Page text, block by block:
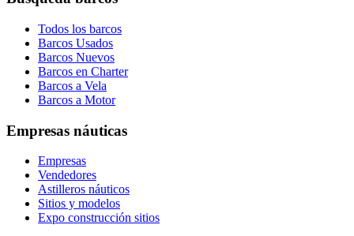
Todos los barcos
Barcos Usados
Barcos Nuevos
Barcos en Charter
Barcos a Vela
Barcos a Motor
Empresas náuticas
Empresas
Vendedores
Astilleros náuticos
Sitios y modelos
Expo construcción sitios